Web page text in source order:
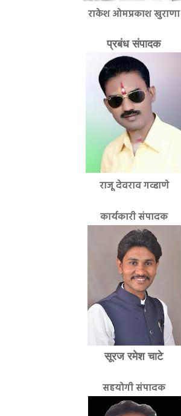
राकेश ओमप्रकाश खुराणा
प्रबंध संपादक
राजू देवराव गव्हाणे
कार्यकारी संपादक
सूरज रमेश चाटे
सहयोगी संपादक